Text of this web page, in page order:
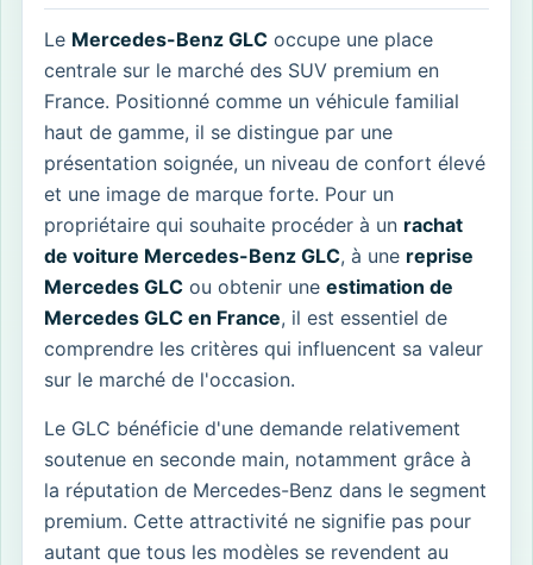
Le Mercedes-Benz GLC occupe une place
centrale sur le marché des SUV premium en
France. Positionné comme un véhicule familial
haut de gamme, il se distingue par une
présentation soignée, un niveau de confort élevé
et une image de marque forte. Pour un
propriétaire qui souhaite procéder à un rachat
de voiture Mercedes-Benz GLC, à une reprise
Mercedes GLC ou obtenir une estimation de
Mercedes GLC en France, il est essentiel de
comprendre les critères qui influencent sa valeur
sur le marché de l'occasion.
Le GLC bénéficie d'une demande relativement
soutenue en seconde main, notamment grâce à
la réputation de Mercedes-Benz dans le segment
premium. Cette attractivité ne signifie pas pour
autant que tous les modèles se revendent au